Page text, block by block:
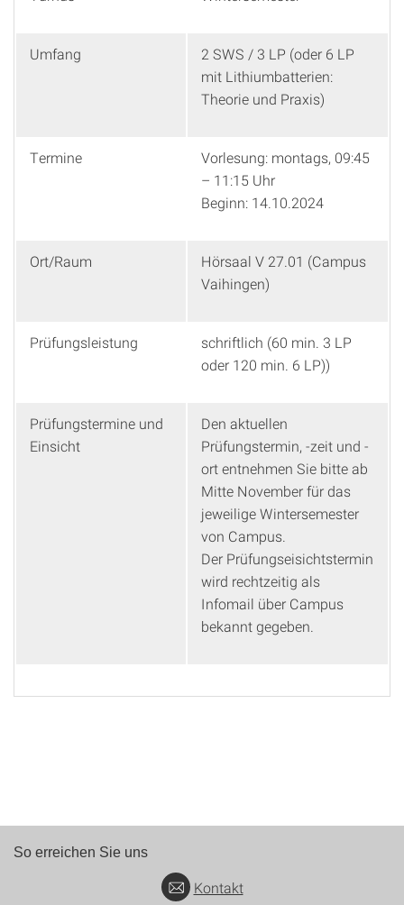
Umfang
2 SWS / 3 LP (oder 6 LP
mit Lithiumbatterien:
Theorie und Praxis)
Termine
Vorlesung: montags, 09:45
– 11:15 Uhr
Beginn: 14.10.2024
Ort/Raum
Hörsaal V 27.01 (Campus
Vaihingen)
Prüfungsleistung
schriftlich (60 min. 3 LP
oder 120 min. 6 LP))
Prüfungstermine und
Einsicht
Den aktuellen
Prüfungstermin, -zeit und -
ort entnehmen Sie bitte ab
Mitte November für das
jeweilige Wintersemester
von Campus.
Der Prüfungseisichtstermin
wird rechtzeitig als
Infomail über Campus
bekannt gegeben.
So erreichen Sie uns
Kontakt